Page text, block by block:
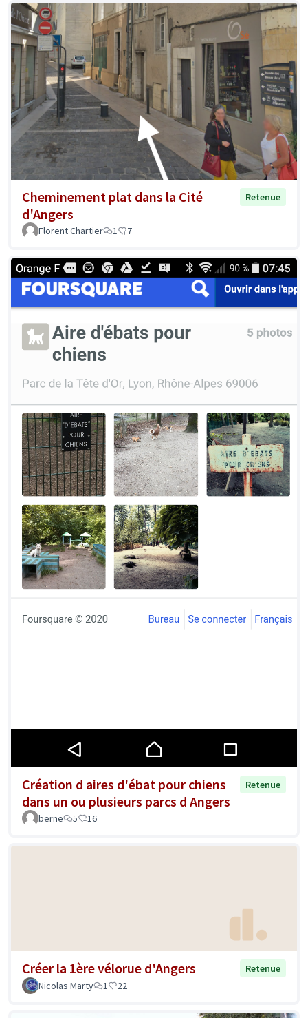
Cheminement plat dans la Cité
d'Angers
Retenue
Florent Chartier 1 7
Création d aires d'ébat pour chiens
dans un ou plusieurs parcs d Angers
Retenue
berne 5 16
Créer la 1ère vélorue d'Angers
Retenue
Nicolas Marty
1 22